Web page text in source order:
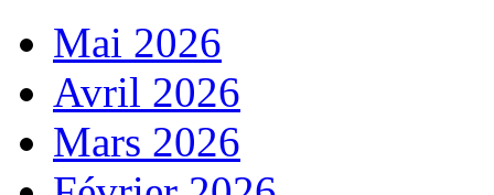
Mai 2026
Avril 2026
Mars 2026